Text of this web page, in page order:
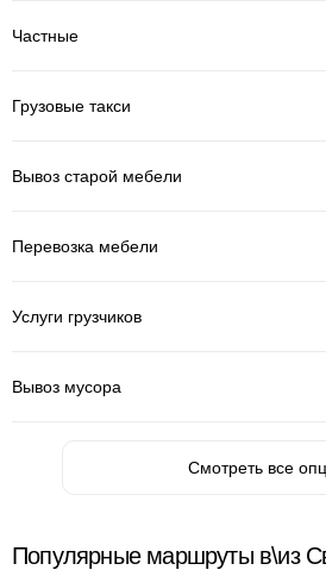
Частные
Грузовые такси
Вывоз старой мебели
Перевозка мебели
Услуги грузчиков
Вывоз мусора
Смотреть все
Популярные маршруты в\из